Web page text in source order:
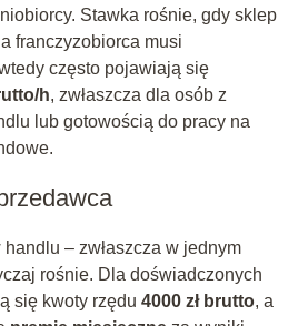
Stawka rośnie, gdy sklep
franczyzobiorca musi
często pojawiają się
h, zwłaszcza dla osób z
lub gotowością do pracy na
– zwłaszcza w jednym
rośnie. Dla doświadczonych
się kwoty rzędu 4000 zł brutto, a